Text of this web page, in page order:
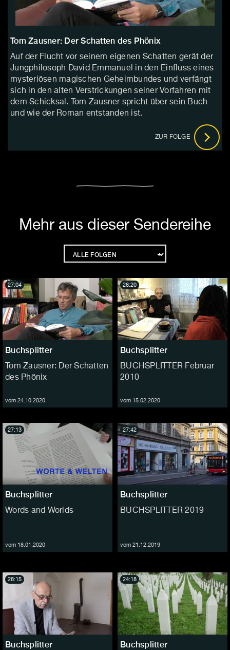
Tom Zausner: Der Schatten des Phönix
Auf der Flucht vor seinem eigenen Schatten gerät der
Jungphilosoph David Emmanuel in den Einfluss eines
mysteriösen magischen Geheimbundes und verfängt
sich in den alten Verstrickungen seiner Vorfahren mit
dem Schicksal. Tom Zausner spricht über sein Buch
und wie der Roman entstanden ist.
ZUR FOLGE
Mehr aus dieser Sendereihe
Buchsplitter
Tom Zausner: Der Schatten
des Phönix
vom 24.10.2020
27:04
Buchsplitter
BUCHSPLITTER Februar
2010
vom 15.02.2020
26:20
Buchsplitter
Words and Worlds
vom 18.01.2020
27:13
Buchsplitter
BUCHSPLITTER 2019
vom 21.12.2019
27:42
Buchsplitter
28:15
Buchsplitter
24:18